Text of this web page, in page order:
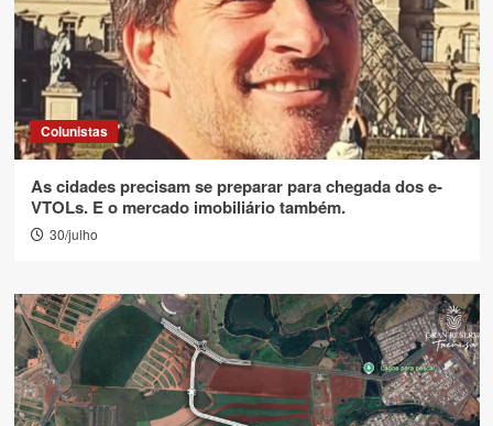
Colunistas
As cidades precisam se preparar para chegada dos e-
VTOLs. E o mercado imobiliário também.
30/julho